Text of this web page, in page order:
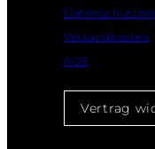
Versandkosten
AGB
Vertrag